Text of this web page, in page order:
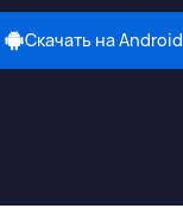
Скачать на Android